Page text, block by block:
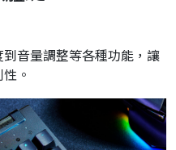
音量調整等各種功能，讓
。